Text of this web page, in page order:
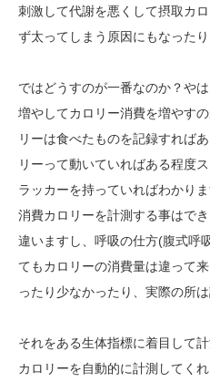
刺激して代謝を悪くして摂取カ
ず太ってしまう原因にもなったり
ではどうすのが一番なのか？や
増やしてカロリー消費を増やす
リーは食べたものを記録すれば
リーって動いていればある程度
ラッカーを持っていればわかり
消費カロリーを計測する事はで
違いますし、呼吸の仕方(腹式呼
てもカロリーの消費量は違って
ったり少なかったり、実際の所
それをある生体指標に着目して
カロリーを自動的に計測してく